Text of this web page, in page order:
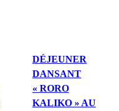
DÉJEUNER
DANSANT
« RORO
KALIKO » AU